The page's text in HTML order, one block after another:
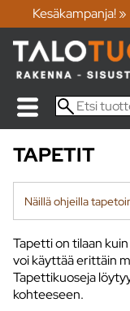
Kesäkampanja! »
TAPETIT
Näillä ohjeilla
Tapetti on tilaan
voi käyttää erittäin
Tapettikuoseja
kohteeseen.